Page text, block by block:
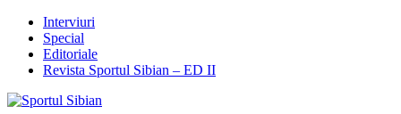
Interviuri
Special
Editoriale
Revista Sportul Sibian – ED II